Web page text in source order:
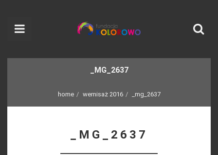
_MG_2637
home wernisaż 2016 _mg_2637
_MG_2637